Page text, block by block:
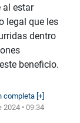
al estar
legal que les
dentro
beneficio.
completa [+]
2024 • 09:34